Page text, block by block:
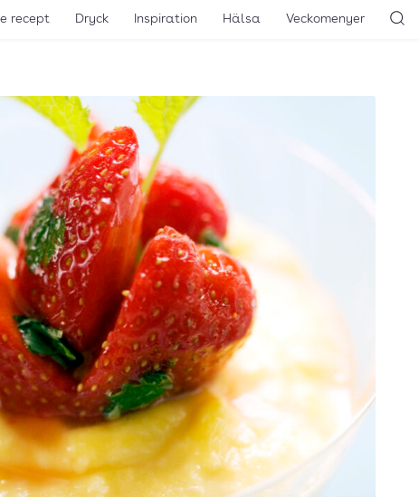
recept Dryck Inspiration Hälsa Veckomenyer